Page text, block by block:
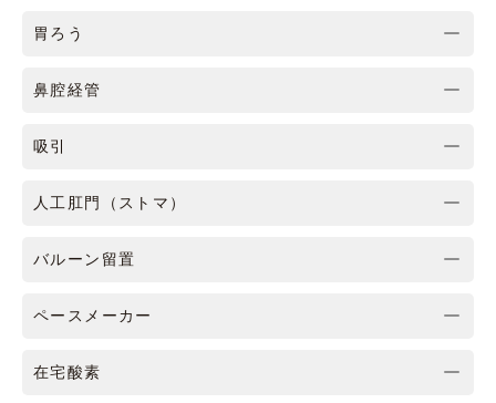
胃ろう
鼻腔経管
吸引
人工肛門（ストマ）
バルーン留置
ペースメーカー
在宅酸素